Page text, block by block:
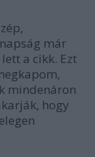
már
a cikk. Ezt
mindenáron
hogy